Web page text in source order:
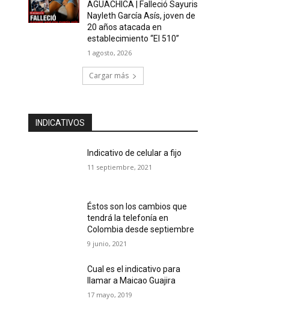
AGUACHICA | Falleció Sayuris
Nayleth García Asís, joven de
20 años atacada en
establecimiento “El 510”
1 agosto, 2026
Cargar más
INDICATIVOS
Indicativo de celular a fijo
11 septiembre, 2021
Éstos son los cambios que
tendrá la telefonía en
Colombia desde septiembre
9 junio, 2021
Cual es el indicativo para
llamar a Maicao Guajira
17 mayo, 2019